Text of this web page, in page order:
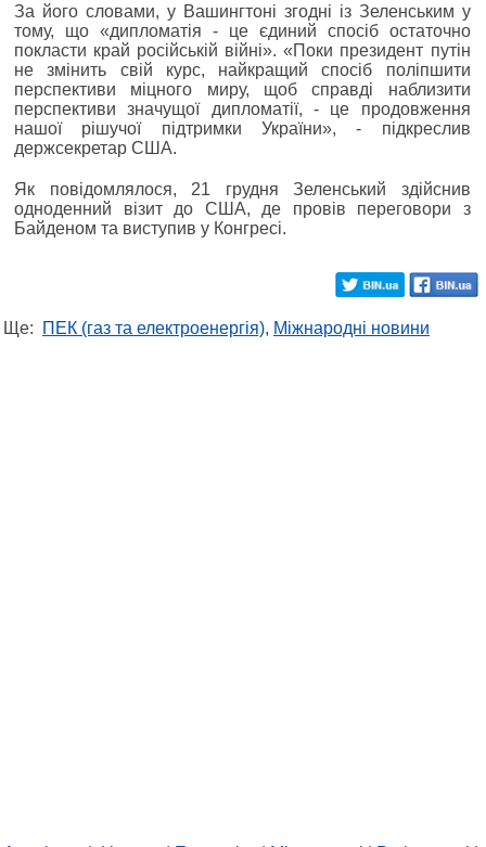
За його словами, у Вашингтоні згодні із Зеленським у
тому, що «дипломатія - це єдиний спосіб остаточно
покласти край російській війні». «Поки президент путін
не змінить свій курс, найкращий спосіб поліпшити
перспективи міцного миру, щоб справді наблизити
перспективи значущої дипломатії, - це продовження
нашої рішучої підтримки України», - підкреслив
держсекретар США.
Як повідомлялося, 21 грудня Зеленський здійснив
одноденний візит до США, де провів переговори з
Байденом та виступив у Конгресі.
Ще: ПЕК (газ та електроенергія), Міжнародні новини